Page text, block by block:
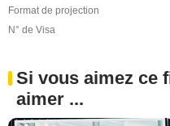
Format de projection
N° de Visa
Si vous aimez ce
aimer ...